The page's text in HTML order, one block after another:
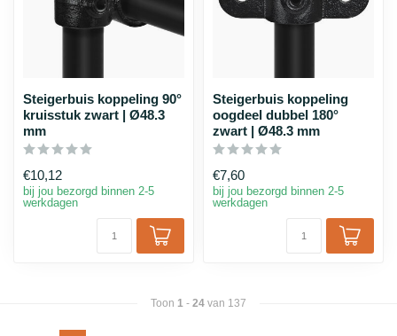
Steigerbuis koppeling 90°
kruisstuk zwart | Ø48.3
mm
€10,12
bij jou bezorgd binnen 2-5
werkdagen
Steigerbuis koppeling
oogdeel dubbel 180°
zwart | Ø48.3 mm
€7,60
bij jou bezorgd binnen 2-5
werkdagen
Toon 1 - 24 van 137